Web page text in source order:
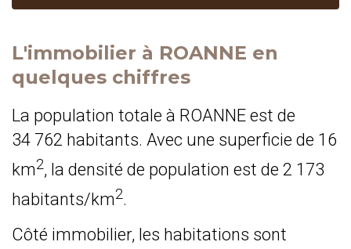
L'immobilier à ROANNE en
quelques chiffres
La population totale à ROANNE est de
34 762 habitants. Avec une superficie de 16
km2, la densité de population est de 2 173
habitants/km2.
Côté immobilier, les habitations sont